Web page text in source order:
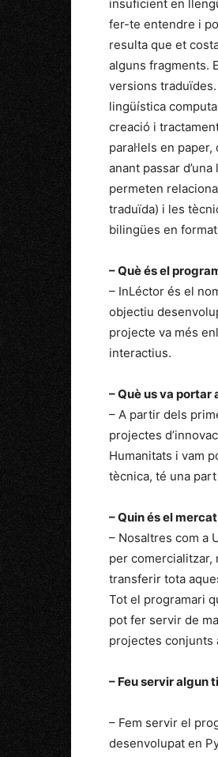
insuficient en
fer-te entendre i
resulta que et
alguns fragments.
versions
lingüística
creació i
paral·lels en
anant passar
permeten
traduïda) i les
bilingües en
– Què és el
– InLéctor és el
objectiu
projecte va més
interactius.
– Què us va
– A partir dels
projectes
Humanitats i vam
tècnica, té una
– Quin és el
– Nosaltres com a
per comercialitzar,
transferir tota
Tot el programari
pot fer servir de
projectes conjunts
– Feu servir algun
– Fem servir el
desenvolupat en